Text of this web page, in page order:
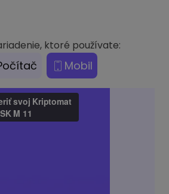
ktoré používate:
Mobil